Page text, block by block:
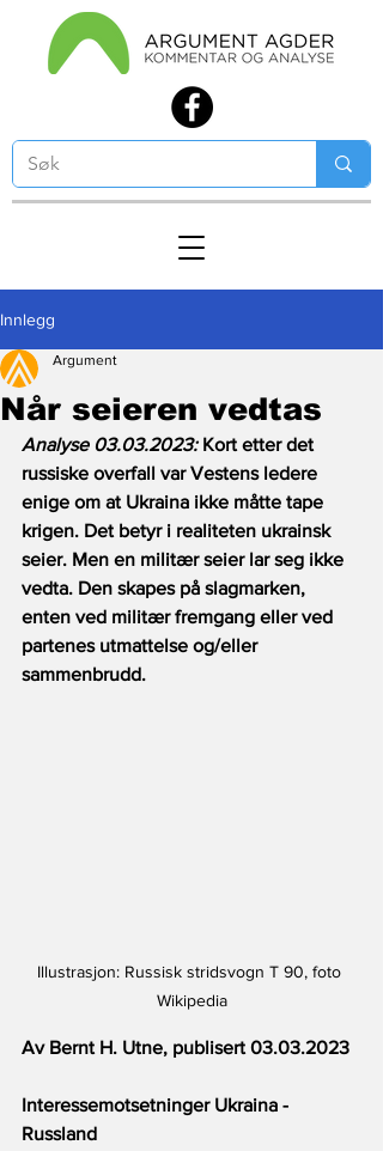
Innlegg
Når seieren vedtas
Argument
Analyse 03.03.2023: Kort etter det
russiske overfall var Vestens ledere
enige om at Ukraina ikke måtte tape
krigen. Det betyr i realiteten ukrainsk
seier. Men en militær seier lar seg ikke
vedta. Den skapes på slagmarken,
enten ved militær fremgang eller ved
partenes utmattelse og/eller
sammenbrudd.
Illustrasjon: Russisk stridsvogn T 90, foto
Wikipedia
Av Bernt H. Utne, publisert 03.03.2023
Interessemotsetninger Ukraina -
Russland